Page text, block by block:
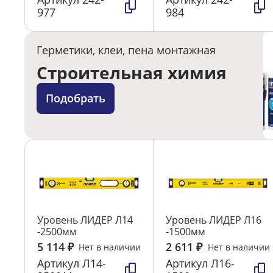
977
984
Герметики, клеи, пена монтажная
Строительная химия
Подобрать
Уровень ЛИДЕР Л14
-2500мм
5 114 ₽ Нет в наличии
Артикул Л14-
Уровень ЛИДЕР Л16
-1500мм
2 611₽ Нет в наличии
АртикулЛ16-